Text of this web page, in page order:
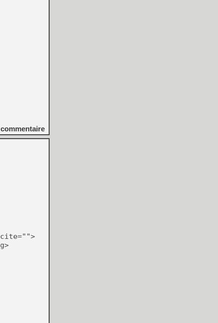
commentaire